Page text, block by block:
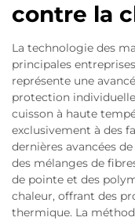
contre la
La technologie des
principales
représente une
protection
cuisson à haute
exclusivement à des
dernières avancées
des mélanges de
de pointe et des
chaleur, offrant des
thermique. La